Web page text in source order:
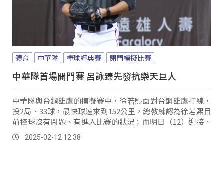
體育 中華隊 棒球經典賽 閉門模擬比賽
中華隊首場開門賽 呂詠臻先發抗樂天巨人
中華隊與台鋼雄鷹的摸擬賽中，徐若熙面對台鋼雄鷹打線，
投2局、33球，最快球速來到152公里，總教練認為徐若熙目
前控球沒有問題、有進入比賽的狀況；而明日（12）迎接首
場開門熱身賽，面對南韓職棒樂天巨人，雙方先發投手公
布，中華隊由呂詠臻先登板、巨人則是推出「眼鏡王牌」朴
2025-02-12 12:38